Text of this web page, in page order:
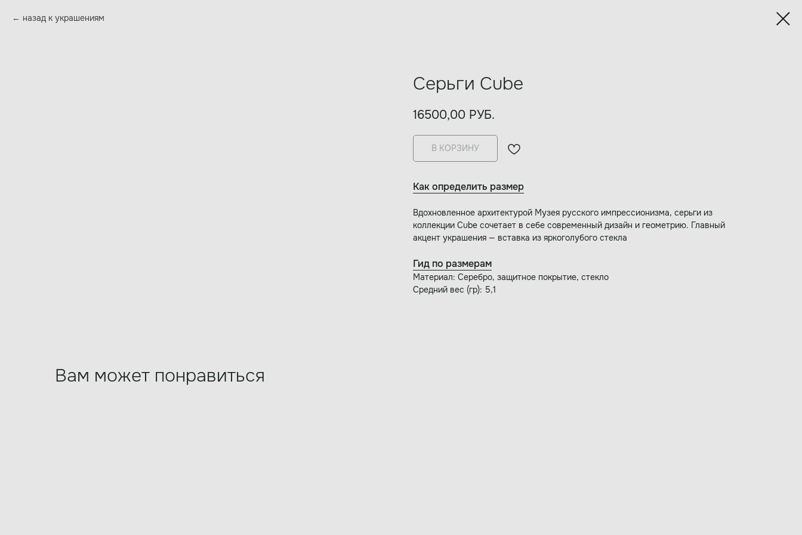
назад к украшениям
Серьги Cube
16500,00 РУБ.
В КОРЗИНУ
Как определить размер
Вдохновленное архитектурой Музея русского импрессионизма, серьги из
коллекции Cube сочетает в себе современный дизайн и геометрию. Главный
акцент украшения — вставка из яркоголубого стекла
Гид по размерам
Материал: Серебро, защитное покрытие, стекло
Средний вес (гр): 5,1
Вам может понравиться